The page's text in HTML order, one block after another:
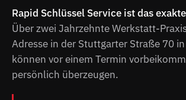
Rapid Schlüssel Service ist das
Über zwei Jahrzehnte Werkstatt-
Adresse in der Stuttgarter Straße 70
können vor einem Termin
persönlich überzeugen.